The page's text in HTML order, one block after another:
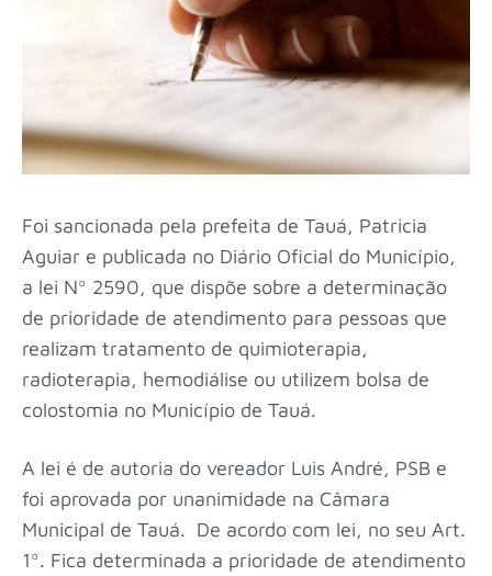
Foi sancionada pela prefeita de Tauá, Patricia
Aguiar e publicada no Diário Oficial do Município,
a lei Nº 2590, que dispõe sobre a determinação
de prioridade de atendimento para pessoas que
realizam tratamento de quimioterapia,
radioterapia, hemodiálise ou utilizem bolsa de
colostomia no Município de Tauá.
A lei é de autoria do vereador Luis André, PSB e
foi aprovada por unanimidade na Câmara
Municipal de Tauá. De acordo com lei, no seu Art.
1º. Fica determinada a prioridade de atendimento